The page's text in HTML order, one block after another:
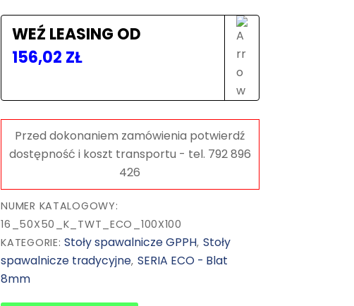
blat
8
mm,
otwory
mm,
siatka
50x50,
na
WEŹ LEASING OD
156,02 ZŁ
NUMER KATALOGOWY:
16_50X50_K_TWT_ECO_100X100
KATEGORIE:Stoły spawalnicze GPPH, Stoły
spawalnicze tradycyjne, SERIA ECO - Blat
8mm